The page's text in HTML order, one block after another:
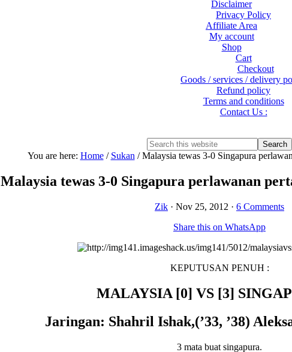
Disclaimer
Privacy Policy
Affiliate Area
My account
Shop
Cart
Checkout
Goods / services / delivery
Refund policy
Terms and conditions
Contact Us :
Search
this
website
Hide
You are here: Home / Sukan /Malaysia tewas 3-0 Singapura
Malaysia tewas 3-0 Singapura perlawanan
Zik · Nov 25, 2012 · 6 Comments
Share this on WhatsApp
KEPUTUSAN PENUH :
MALAYSIA [0] VS [3]
Jaringan: Shahril Ishak,(’33, ’38)
3 mata buat singapura.